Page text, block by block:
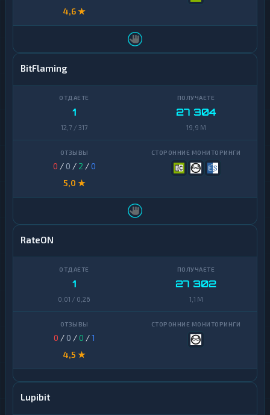
4,6 ★
BitFlaming
1
12,7 / 317
27 304
19,9 M
0 / 0 / 2 /0
5,0 ★
RateON
1
0,01 / 0,26
27 302
1,1 M
0 / 0 /0 /1
4,5 ★
Lupibit